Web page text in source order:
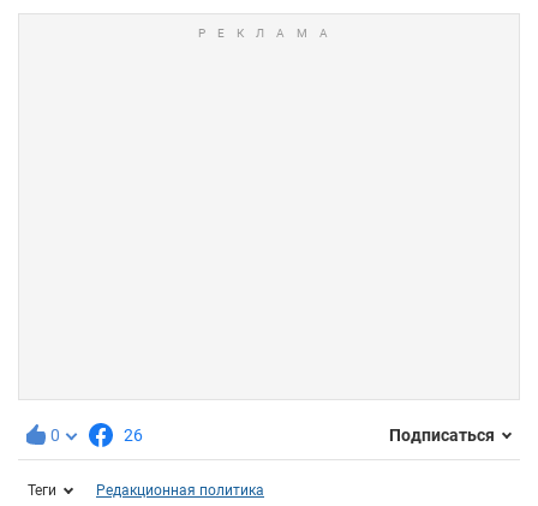
0 26 Подписаться
Теги Редакционная политика